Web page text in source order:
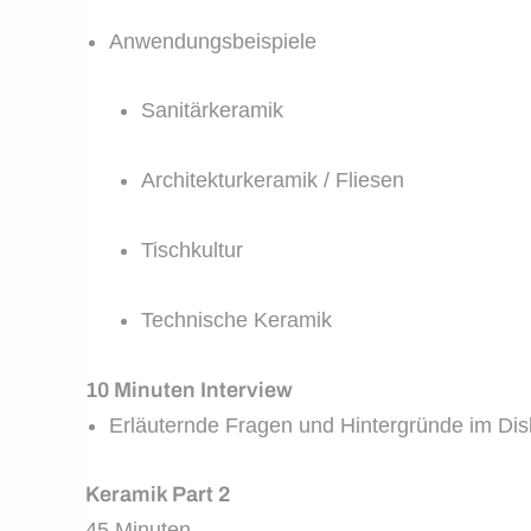
Anwendungsbeispiele
Sanitärkeramik
Architekturkeramik / Fliesen
Tischkultur
Technische Keramik
10 Minuten Interview
Erläuternde Fragen und Hintergründe im
Keramik Part 2